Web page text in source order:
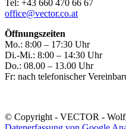
Tel: +43 660 470 66 67
office@vector.co.at
Öffnungszeiten
Mo.: 8:00 – 17:30 Uhr
Di.-Mi.: 8:00 – 14:30 Uhr
Do.: 08.00 – 13.00 Uhr
Fr: nach telefonischer
© Copyright - VECTOR -